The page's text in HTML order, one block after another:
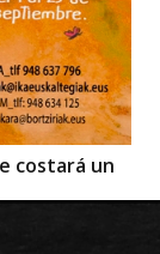
costará un